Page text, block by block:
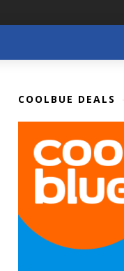
COOLBUE DEALS